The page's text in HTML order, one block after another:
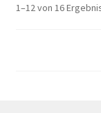
1–12 von 16